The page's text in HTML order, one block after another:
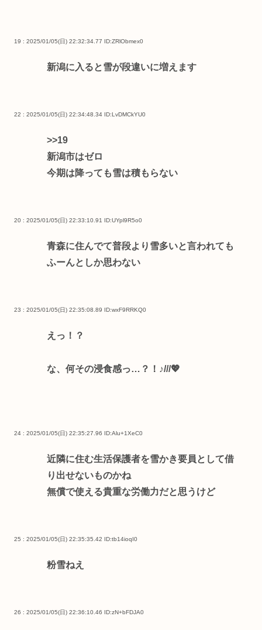
19 : 2025/01/05(日) 22:32:34.77 ID:ZRlObmex0
新潟に入ると雪が段違いに増えます
22 : 2025/01/05(日) 22:34:48.34 ID:LvDMCkYU0
>>19
新潟市はゼロ
今期は降っても雪は積もらない
20 : 2025/01/05(日) 22:33:10.91 ID:UYpl9R5o0
青森に住んでて普段より雪多いと言われても
ふーんとしか思わない
23 : 2025/01/05(日) 22:35:08.89 ID:wxF9RRKQ0
えっ！？
な、何その浸食感っ…？！♪///💖
24 : 2025/01/05(日) 22:35:27.96 ID:Alu+1XeC0
近隣に住む生活保護者を雪かき要員として借
り出せないものかね
無償で使える貴重な労働力だと思うけど
25 : 2025/01/05(日) 22:35:35.42 ID:tb14ioqI0
粉雪ねえ
26 : 2025/01/05(日) 22:36:10.46 ID:zN+bFDJA0